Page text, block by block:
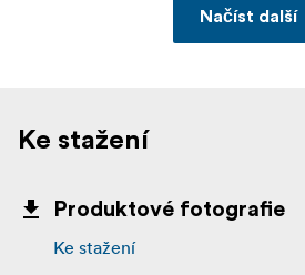
Načíst další
Ke stažení
Produktové fotografie
Ke stažení